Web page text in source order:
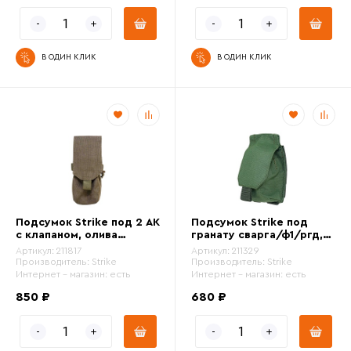
В ОДИН КЛИК В ОДИН КЛИК
Подсумок Strike под 2 АК
с клапаном, олива
кордура
Артикул: 211817
Производитель: Strike
Интернет - магазин: есть
850 ₽
Подсумок Strike под
гранату сварга/ф1/ргд,
хаки кордура
Артикул: 211329
Производитель: Strike
Интернет - магазин: есть
680 ₽